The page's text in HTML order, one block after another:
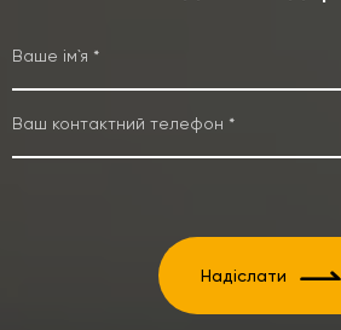
Надіслати